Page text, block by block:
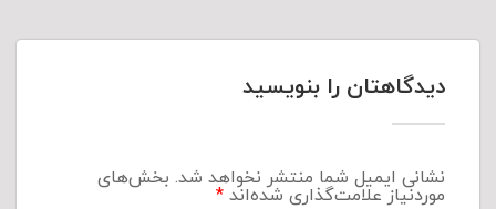
دیدگاهتان را بنویسید
نشانی ایمیل شما منتشر نخواهد شد. بخش‌های
موردنیاز علامت‌گذاری شده‌اند*